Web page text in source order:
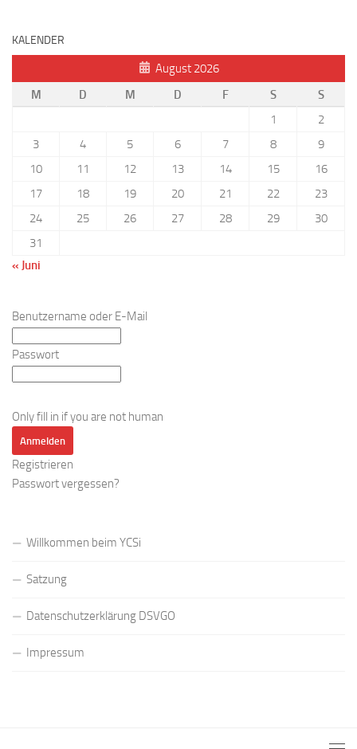
KALENDER
August 2026
M
D M D F S
S
1
2
3
4 5 6 7 8
9
10
11 12 13 14 15
16
17
18 19 20 21 22
23
24
25 26 27 28 29
30
31
« Juni
Benutzername oder E-Mail
Passwort
Only fill in if you are not human
Registrieren
Passwort vergessen?
Willkommen beim YCSi
Satzung
Datenschutzerklärung DSVGO
Impressum